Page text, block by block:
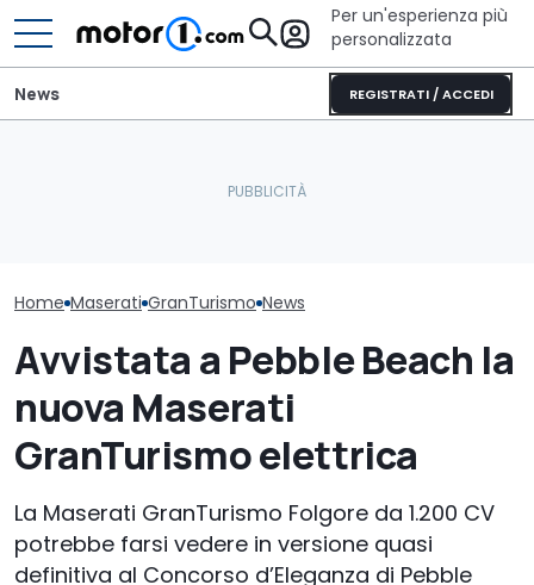
Per un'esperienza più
personalizzata
REGISTRATI / ACCEDI
News
Home Maserati GranTurismo News
Avvistata a Pebble Beach la
nuova Maserati
GranTurismo elettrica
La Maserati GranTurismo Folgore da 1.200 CV
potrebbe farsi vedere in versione quasi
definitiva al Concorso d’Eleganza di Pebble